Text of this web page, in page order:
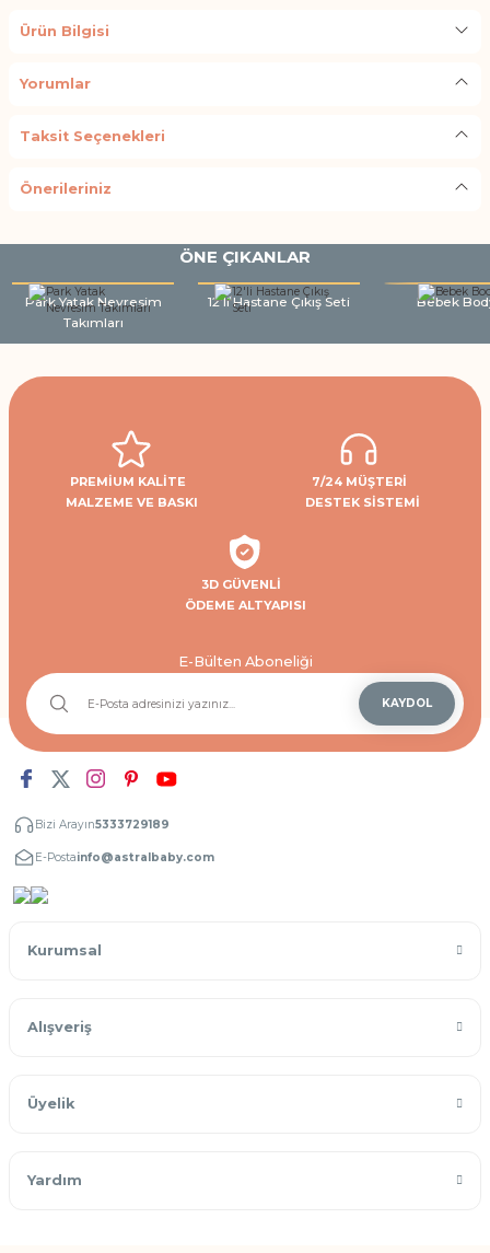
Ürün Bilgisi
Yorumlar
Taksit Seçenekleri
Önerileriniz
ÖNE ÇIKANLAR
Park Yatak Nevresim
Takımları
12'li Hastane Çıkış Seti Bebek
PREMİUM KALİTE
MALZEME VE BASKI
7/24 MÜŞTERİ
DESTEK SİSTEMİ
3D GÜVENLİ
ÖDEME ALTYAPISI
E-Bülten Aboneliği
KAYDOL
Bizi Arayın5333729189
E-Postainfo@astralbaby.com
Kurumsal
Alışveriş
Üyelik
Yardım